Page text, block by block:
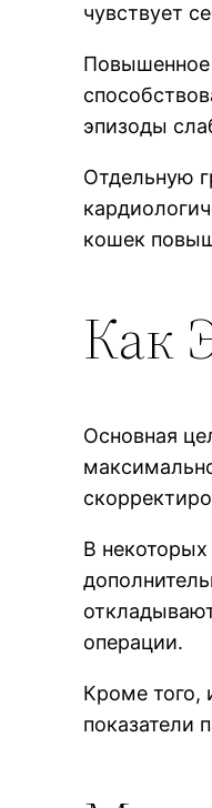
чувствует
Повышенное
эпизоды
Отдельную
кошек
Как
Основная
В
операции.
Кроме того,
показатели